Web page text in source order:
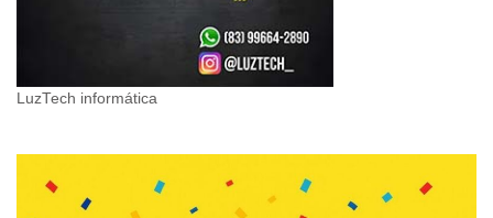
LuzTech informática